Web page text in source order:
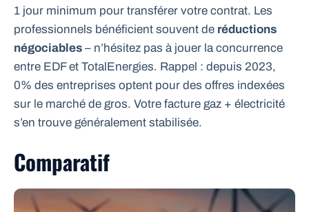
1 jour minimum pour transférer votre contrat. Les
professionnels bénéficient souvent de réductions
négociables – n’hésitez pas à jouer la concurrence
entre EDF et TotalEnergies. Rappel : depuis 2023,
0% des entreprises optent pour des offres indexées
sur le marché de gros. Votre facture gaz + électricité
s’en trouve généralement stabilisée.
Comparatif